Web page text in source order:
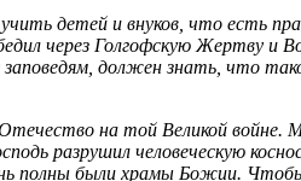
детей и внуков, что есть
через Голгофскую Жертву и
должен знать, что
Отечество на той Великой
разрушил человеческую
полны были храмы Божии.